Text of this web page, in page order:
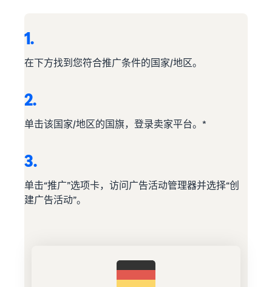
1.
在下方找到您符合推广条件的国家/地区。
2.
单击该国家/地区的国旗，登录卖家平台。*
3.
单击“推广”选项卡，访问广告活动管理器并选择“创
建广告活动”。